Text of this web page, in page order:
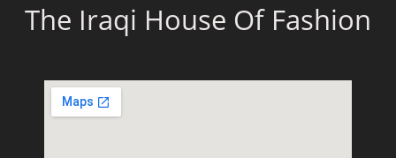
The Iraqi House Of Fashion